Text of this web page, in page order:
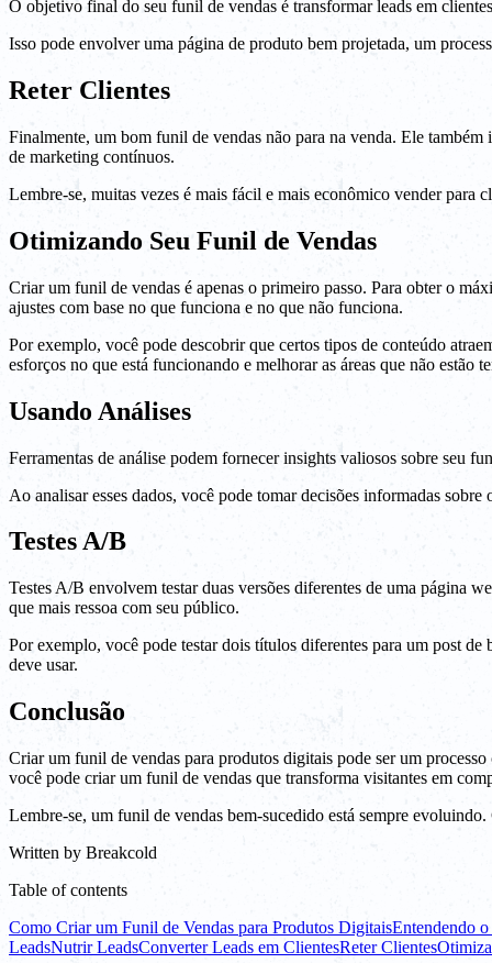
O objetivo final do seu funil de vendas é transformar leads em
Isso pode envolver uma página de produto bem projetada, um
Reter Clientes
Finalmente, um bom funil de vendas não para na venda. Ele
de marketing contínuos.
Lembre-se, muitas vezes é mais fácil e mais econômico vender para
Otimizando Seu Funil de Vendas
Criar um funil de vendas é apenas o primeiro passo. Para obter o
ajustes com base no que funciona e no que não funciona.
Por exemplo, você pode descobrir que certos tipos de conteúdo
esforços no que está funcionando e melhorar as áreas que não estão
Usando Análises
Ferramentas de análise podem fornecer insights valiosos sobre seu
Ao analisar esses dados, você pode tomar decisões informadas
Testes A/B
Testes A/B envolvem testar duas versões diferentes de uma página
que mais ressoa com seu público.
Por exemplo, você pode testar dois títulos diferentes para um post
deve usar.
Conclusão
Criar um funil de vendas para produtos digitais pode ser um
você pode criar um funil de vendas que transforma visitantes em
Lembre-se, um funil de vendas bem-sucedido está sempre
Written by Breakcold
Table of contents
Como Criar um Funil de Vendas para Produtos DigitaisEntendendo
LeadsNutrir LeadsConverter Leads em ClientesReter Clientes